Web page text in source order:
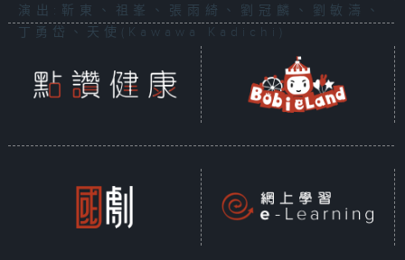
演出:靳東、祖峯、張雨綺、劉冠麟、劉敏濤、
丁勇岱、天使(Kawawa Kadichi)